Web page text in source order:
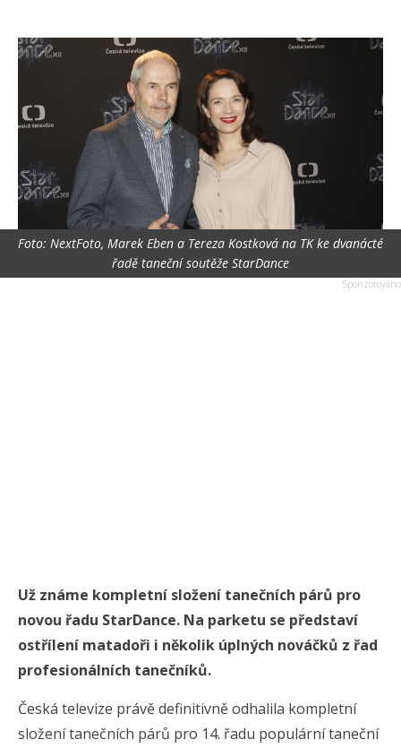
Foto: NextFoto, Marek Eben a Tereza Kostková na TK ke dvanácté
řadě taneční soutěže StarDance
Už známe kompletní složení tanečních párů pro
novou řadu StarDance. Na parketu se představí
ostřílení matadoři i několik úplných nováčků z řad
profesionálních tanečníků.
Česká televize právě definitivně odhalila kompletní
složení tanečních párů pro 14. řadu populární taneční